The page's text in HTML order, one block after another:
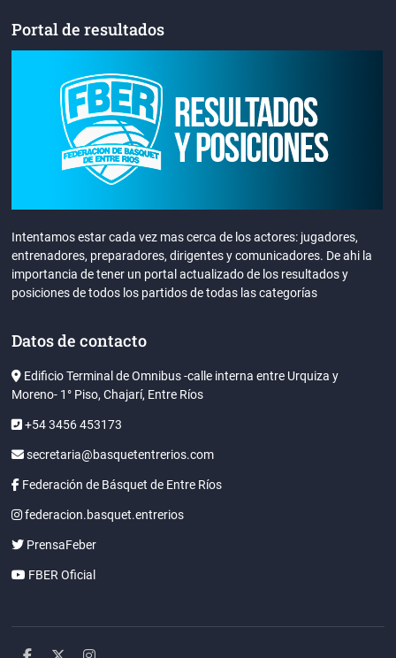
Portal de resultados
Intentamos estar cada vez mas cerca de los actores: jugadores,
entrenadores, preparadores, dirigentes y comunicadores. De ahi la
importancia de tener un portal actualizado de los resultados y
posiciones de todos los partidos de todas las categorías
Datos de contacto
Edificio Terminal de Omnibus -calle interna entre Urquiza y
Moreno- 1° Piso, Chajarí, Entre Ríos
+54 3456 453173
secretaria@basquetentrerios.com
Federación de Básquet de Entre Ríos
federacion.basquet.entrerios
PrensaFeber
FBER Oficial
facebook
twitterinstagram